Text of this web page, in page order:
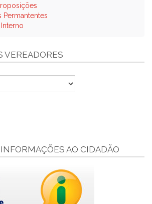
Permantentes
VEREADORES
AO CIDADÃO